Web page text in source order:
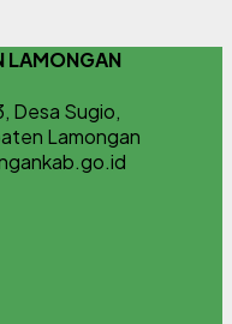
LAMONGAN
Desa Sugio,
Lamongan